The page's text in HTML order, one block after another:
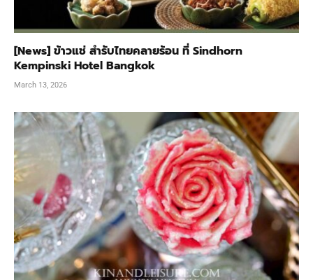
[News] ข้าวแช่ สำรับไทยคลายร้อน ที่ Sindhorn
Kempinski Hotel Bangkok
March 13, 2026